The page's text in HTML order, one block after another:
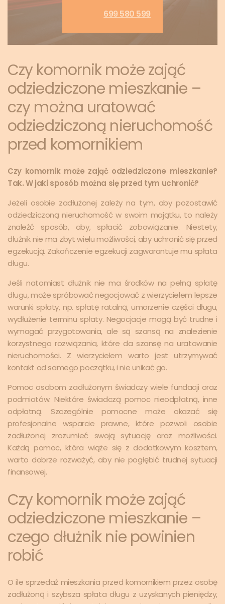
699 580 599
Czy komornik może zająć
odziedziczone mieszkanie –
czy można uratować
odziedziczoną nieruchomość
przed komornikiem
Czy komornik może zająć odziedziczone mieszkanie?
Tak. W jaki sposób można się przed tym uchronić?
Jeżeli osobie zadłużonej zależy na tym, aby pozostawić
odziedziczoną nieruchomość w swoim majątku, to należy
znaleźć sposób, aby, spłacić zobowiązanie. Niestety,
dłużnik nie ma zbyt wielu możliwości, aby uchronić się przed
egzekucją. Zakończenie egzekucji zagwarantuje mu spłata
długu.
Jeśli natomiast dłużnik nie ma środków na pełną spłatę
długu, może spróbować negocjować z wierzycielem lepsze
warunki spłaty, np. spłatę ratalną, umorzenie części długu,
wydłużenie terminu spłaty. Negocjacje mogą być trudne i
wymagać przygotowania, ale są szansą na znalezienie
korzystnego rozwiązania, które da szansę na uratowanie
nieruchomości. Z wierzycielem warto jest utrzymywać
kontakt od samego początku, i nie unikać go.
Pomoc osobom zadłużonym świadczy wiele fundacji oraz
podmiotów. Niektóre świadczą pomoc nieodpłatną, inne
odpłatną. Szczególnie pomocne może okazać się
profesjonalne wsparcie prawne, które pozwoli osobie
zadłużonej zrozumieć swoją sytuację oraz możliwości.
Każdą pomoc, która wiąże się z dodatkowym kosztem,
warto dobrze rozważyć, aby nie pogłębić trudnej sytuacji
finansowej.
Czy komornik może zająć
odziedziczone mieszkanie –
czego dłużnik nie powinien
robić
O ile sprzedaż mieszkania przed komornikiem przez osobę
zadłużoną i szybsza spłata długu z uzyskanych pieniędzy,